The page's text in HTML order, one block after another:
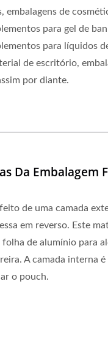
embalagens de
para gel de
para líquidos
de escritório,
por diante.
Da Embalagem
de uma camada
em reverso. Este
folha de alumínio para
A camada interna
o pouch.